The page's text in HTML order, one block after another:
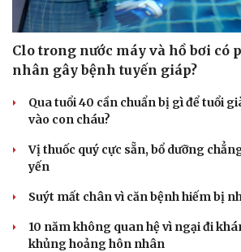
Clo trong nước máy và hồ bơi có
nhân gây bệnh tuyến giáp?
Qua tuổi 40 cần chuẩn bị gì để tuổi
vào con cháu?
Vị thuốc quý cực sẵn, bổ dưỡng
yến
Suýt mất chân vì căn bệnh hiếm bị
10 năm không quan hệ vì ngại đi
khủng hoảng hôn nhân